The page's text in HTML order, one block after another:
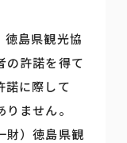
徳島県観光協
の許諾を得て
諾に際して
ません。
財）徳島県観